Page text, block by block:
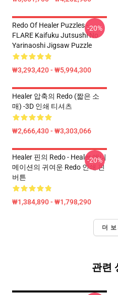
Redo Of Healer Puzzles -
FLARE Kaifuku Jutsushi No
Yarinaoshi Jigsaw Puzzle
₩3,293,420 - ₩5,994,300
-20%
Healer 압축의 Redo (짧은 소
매) -3D 인쇄 티셔츠
₩2,666,430 - ₩3,303,066
Healer 핀의 Redo - Healer 애니
메이션의 귀여운 Redo 인쇄 핀
버튼
₩1,384,890 - ₩1,798,290
-20%
더 보
관련